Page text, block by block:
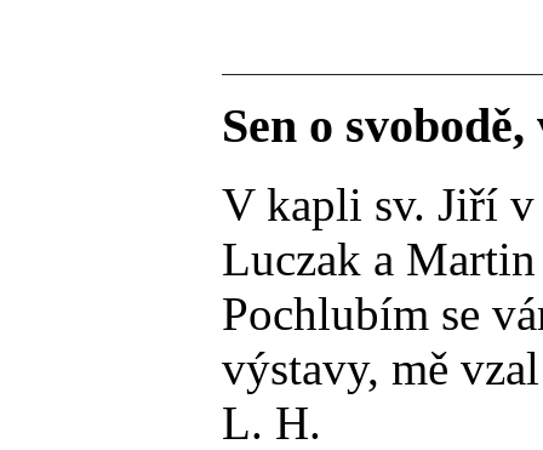
Sen o
V kapli sv. Jiří v
Luczak a Martin
Pochlubím se
výstavy, mě
L. H.